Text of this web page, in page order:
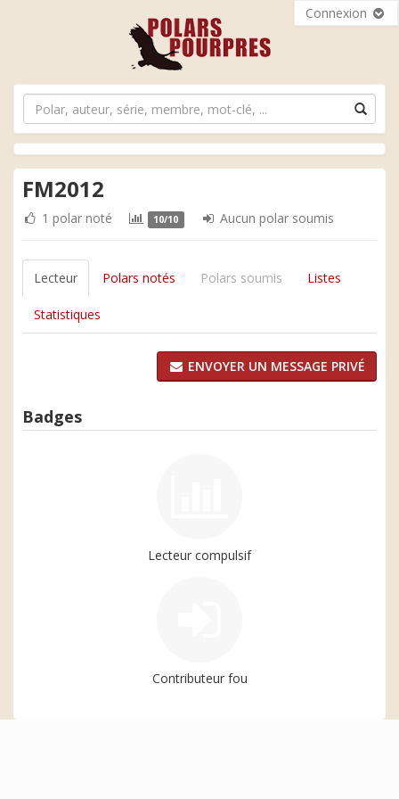
Connexion
FM2012
1 polar noté 10/10 Aucun polar soumis
Lecteur Polars notés Polars soumis Listes
Statistiques
ENVOYER UN MESSAGE PRIVÉ
Badges
Lecteur compulsif
Contributeur fou